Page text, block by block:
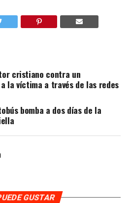
cristiano contra un
la víctima a través de las redes
bomba a dos días de la
GUSTAR